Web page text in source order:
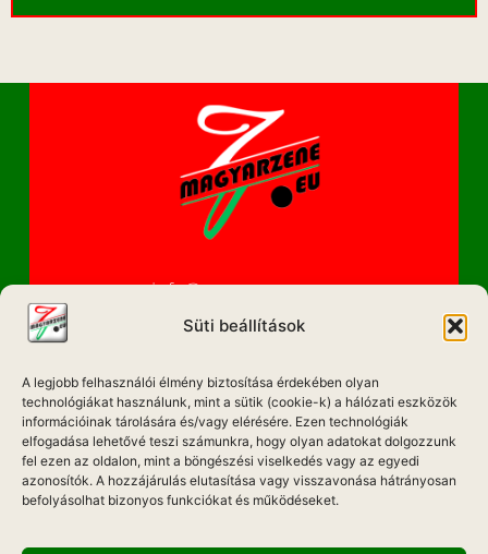
Süti beállítások
A legjobb felhasználói élmény biztosítása érdekében olyan
technológiákat használunk, mint a sütik (cookie-k) a hálózati eszközök
információinak tárolására és/vagy elérésére. Ezen technológiák
elfogadása lehetővé teszi számunkra, hogy olyan adatokat dolgozzunk
fel ezen az oldalon, mint a böngészési viselkedés vagy az egyedi
azonosítók. A hozzájárulás elutasítása vagy visszavonása hátrányosan
befolyásolhat bizonyos funkciókat és működéseket.
info@magyarzene.eu
IMPRESSZUM
ETIKAI KÓDEX
MÉDIA AJÁNLAT
ADATKEZELÉSI NYILATKOZAT